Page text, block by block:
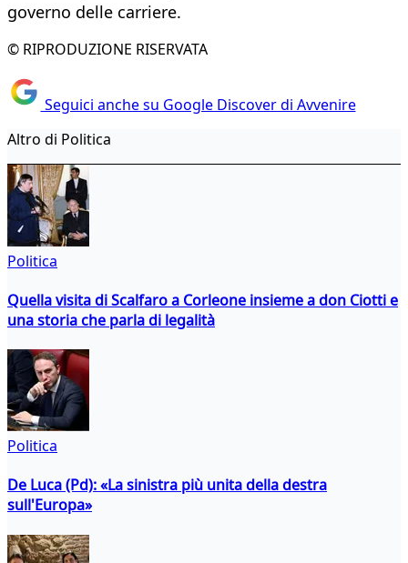
governo delle carriere.
© RIPRODUZIONE RISERVATA
Seguici anche su Google Discover di Avvenire
Altro di Politica
Politica
Quella visita di Scalfaro a Corleone insieme a don Ciotti e
una storia che parla di legalità
Politica
De Luca (Pd): «La sinistra più unita della destra
sull'Europa»